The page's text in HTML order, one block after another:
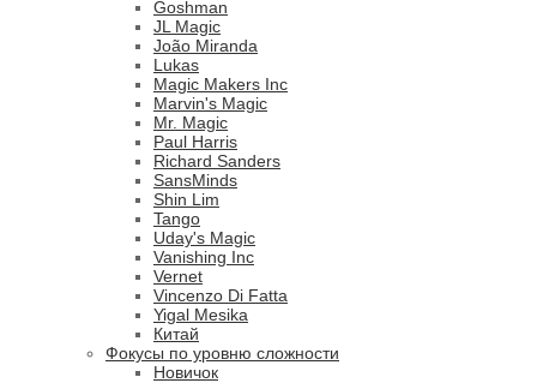
Goshman
JL Magic
João Miranda
Lukas
Magic Makers Inc
Marvin's Magic
Mr. Magic
Paul Harris
Richard Sanders
SansMinds
Shin Lim
Tango
Uday's Magic
Vanishing Inc
Vernet
Vincenzo Di Fatta
Yigal Mesika
Китай
Фокусы по уровню сложности
Новичок